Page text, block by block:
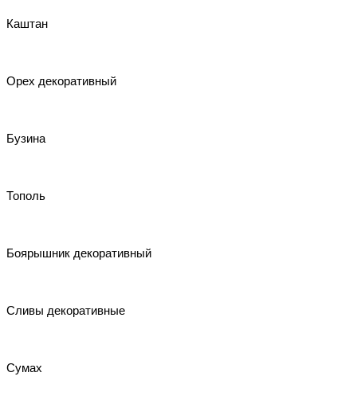
Каштан
Орех декоративный
Бузина
Тополь
Боярышник декоративный
Сливы декоративные
Сумах